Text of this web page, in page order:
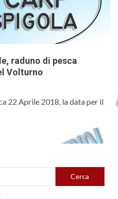
raduno di pesca
Volturno
22 Aprile 2018, la data per il
Cerca